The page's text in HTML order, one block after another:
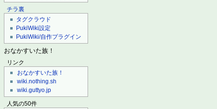
チラ裏
タグクラウド
PukiWiki設定
PukiWiki/自作プラグイン
おなかすいた族！
リンク
おなかすいた族！
wiki.nothing.sh
wiki.guttyo.jp
人気の50件